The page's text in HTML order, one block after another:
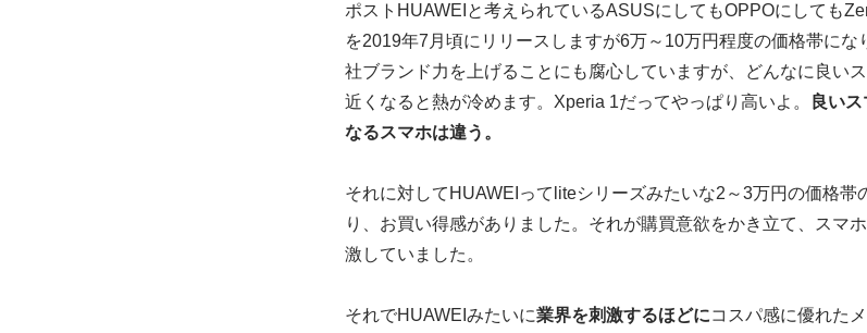
ポストHUAWEIと考えられているASUSにしてもOPPOにしても
を2019年7月頃にリリースしますが6万～10万円程度の価格帯にな
社ブランド力を上げることにも腐心していますが、どんなに良い
近くなると熱が冷めます。Xperia 1だってやっぱり高いよ。
良い
なるスマホは違う。
それに対してHUAWEIってliteシリーズみたいな2～3万円の価格帯
り、お買い得感がありました。それが購買意欲をかき立て、スマ
激していました。
それでHUAWEIみたいに業界を刺激するほどにコスパ感に優れた